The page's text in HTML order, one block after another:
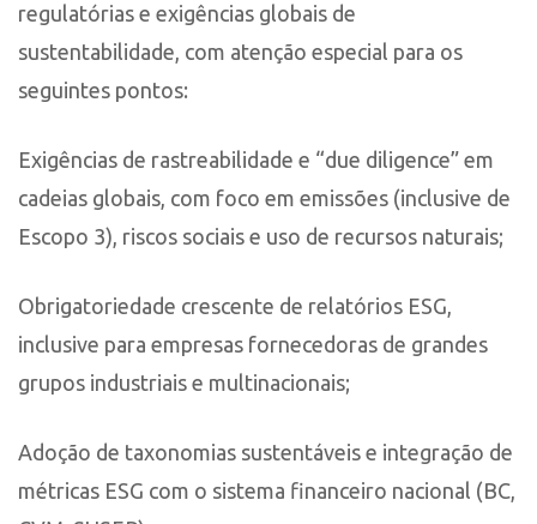
regulatórias e exigências globais de
sustentabilidade, com atenção especial para os
seguintes pontos:
Exigências de rastreabilidade e “due diligence” em
cadeias globais, com foco em emissões (inclusive de
Escopo 3), riscos sociais e uso de recursos naturais;
Obrigatoriedade crescente de relatórios ESG,
inclusive para empresas fornecedoras de grandes
grupos industriais e multinacionais;
Adoção de taxonomias sustentáveis e integração de
métricas ESG com o sistema financeiro nacional (BC,